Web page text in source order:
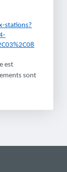
stations?
est
sont